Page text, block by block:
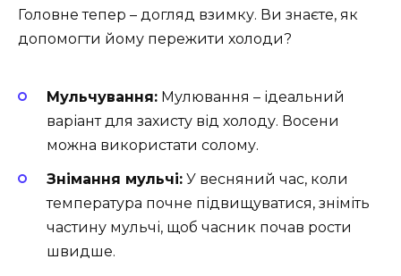
Головне тепер – догляд взимку. Ви знаєте, як
допомогти йому пережити холоди?
Мульчування: Мулювання – ідеальний
варіант для захисту від холоду. Восени
можна використати солому.
Знімання мульчі: У весняний час, коли
температура почне підвищуватися, зніміть
частину мульчі, щоб часник почав рости
швидше.